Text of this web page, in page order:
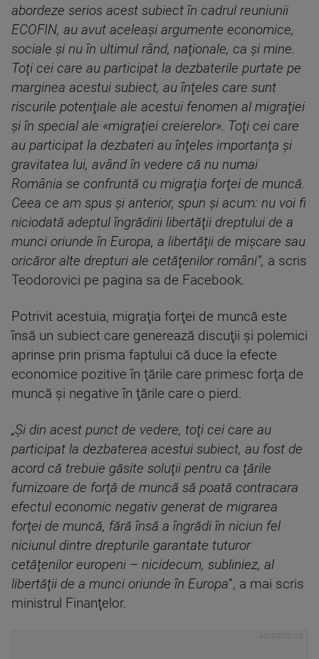
abordeze serios acest subiect în cadrul reuniunii
ECOFIN, au avut aceleaşi argumente economice,
sociale şi nu în ultimul rând, naţionale, ca şi mine.
Toţi cei care au participat la dezbaterile purtate pe
marginea acestui subiect, au înţeles care sunt
riscurile potenţiale ale acestui fenomen al migraţiei
şi în special ale «migraţiei creierelor». Toţi cei care
au participat la dezbateri au înţeles importanţa şi
gravitatea lui, având în vedere că nu numai
România se confruntă cu migraţia forţei de muncă.
Ceea ce am spus şi anterior, spun şi acum: nu voi fi
niciodată adeptul îngrădirii libertăţii dreptului de a
munci oriunde în Europa, a libertăţii de mişcare sau
oricăror alte drepturi ale cetăţenilor români”, a scris
Teodorovici pe pagina sa de Facebook.
Potrivit acestuia, migraţia forţei de muncă este
însă un subiect care generează discuţii şi polemici
aprinse prin prisma faptului că duce la efecte
economice pozitive în ţările care primesc forţa de
muncă şi negative în ţările care o pierd.
„Şi din acest punct de vedere, toţi cei care au
participat la dezbaterea acestui subiect, au fost de
acord că trebuie găsite soluţii pentru ca ţările
furnizoare de forţă de muncă să poată contracara
efectul economic negativ generat de migrarea
forţei de muncă, fără însă a îngrădi în niciun fel
niciunul dintre drepturile garantate tuturor
cetăţenilor europeni – nicidecum, subliniez, al
libertăţii de a munci oriunde în Europa”, a mai scris
ministrul Finanţelor.